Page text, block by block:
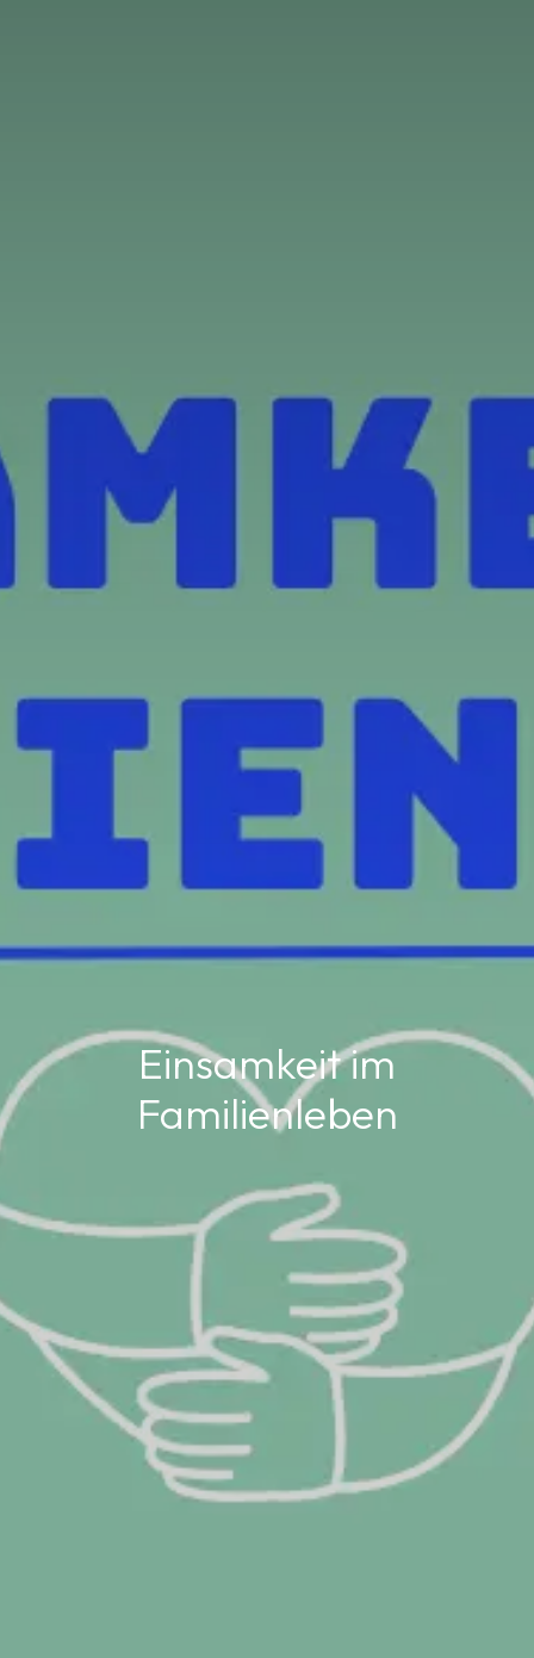
Einsamkeit im
Familienleben